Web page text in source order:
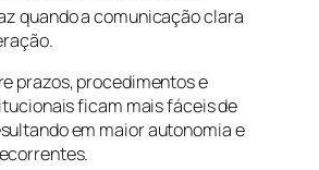
quando a comunicação clara
prazos, procedimentos e
ficam mais fáceis de
em maior autonomia e